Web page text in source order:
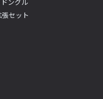
ングル
セット